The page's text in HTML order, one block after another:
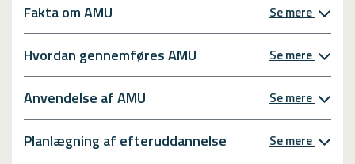
Fakta om AMU Se mere
Hvordan gennemføres AMU Se mere
Anvendelse af AMU Se mere
Planlægning af efteruddannelse Se mere